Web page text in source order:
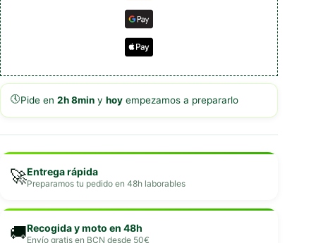
🕔Pide en 2h 8min y hoy empezamos a prepararlo
🚀Entrega rápida
Preparamos tu pedido en 48h laborables
🚚Recogida y moto en 48h
Envío gratis en BCN desde 50€